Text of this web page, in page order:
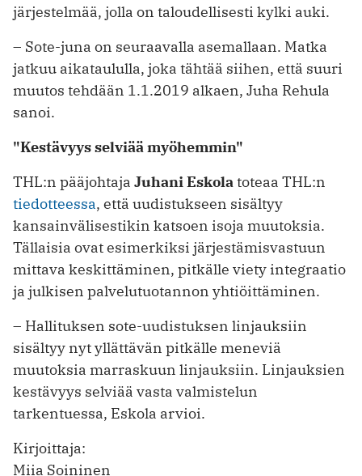
järjestelmää, jolla on taloudellisesti kylki auki.
– Sote-juna on seuraavalla asemallaan. Matka
jatkuu aikataululla, joka tähtää siihen, että suuri
muutos tehdään 1.1.2019 alkaen, Juha Rehula
sanoi.
"Kestävyys selviää myöhemmin"
THL:n pääjohtaja Juhani Eskolatoteaa THL:n
tiedotteessa, että uudistukseen sisältyy
kansainvälisestikin katsoen isoja muutoksia.
Tällaisia ovat esimerkiksi järjestämisvastuun
mittava keskittäminen, pitkälle viety integraatio
ja julkisen palvelutuotannon yhtiöittäminen.
– Hallituksen sote-uudistuksen linjauksiin
sisältyy nyt yllättävän pitkälle meneviä
muutoksia marraskuun linjauksiin. Linjauksien
kestävyys selviää vasta valmistelun
tarkentuessa, Eskola arvioi.
Kirjoittaja:
Miia Soininen